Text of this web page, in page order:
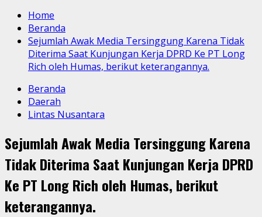
Home
Beranda
Sejumlah Awak Media Tersinggung Karena Tidak
Diterima Saat Kunjungan Kerja DPRD Ke PT Long
Rich oleh Humas, berikut keterangannya.
Beranda
Daerah
Lintas Nusantara
Sejumlah Awak Media Tersinggung Karena
Tidak Diterima Saat Kunjungan Kerja DPRD
Ke PT Long Rich oleh Humas, berikut
keterangannya.